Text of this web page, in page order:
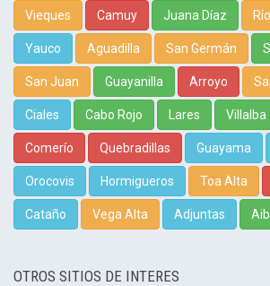
Vieques Camuy Juana Díaz
Yauco Aguadilla San Germán
San Juan Guayanilla Arroyo
Ciales Cabo Rojo Lares Villalba
Comerío Quebradillas Guayama
Orocovis Hormigueros Toa Alta
Cataño Vega Alta Adjuntas
OTROS SITIOS DE INTERES